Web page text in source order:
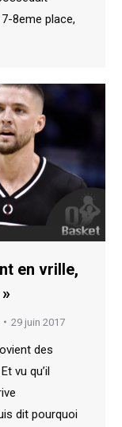
8eme place,
en vrille,
29 juin 2017
des
vu qu’il
dit pourquoi